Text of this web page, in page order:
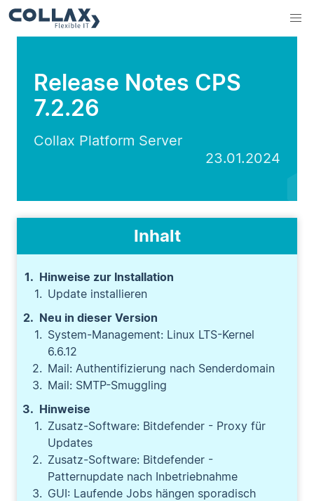
Release Notes CPS
7.2.26
Collax Platform Server
23.01.2024
Inhalt
Hinweise zur Installation
Update installieren
Neu in dieser Version
System-Management: Linux LTS-Kernel
6.6.12
Mail: Authentifizierung nach Senderdomain
Mail: SMTP-Smuggling
Hinweise
Zusatz-Software: Bitdefender - Proxy für
Updates
Zusatz-Software: Bitdefender -
Patternupdate nach Inbetriebnahme
GUI: Laufende Jobs hängen sporadisch